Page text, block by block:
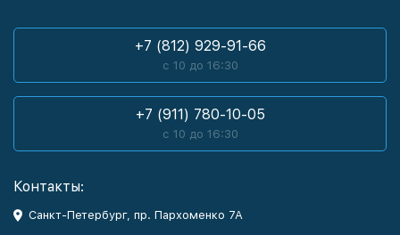
+7 (812) 929-91-66
с 10 до 16:30
+7 (911) 780-10-05
с 10 до 16:30
Контакты:
Санкт-Петербург, пр. Пархоменко 7А